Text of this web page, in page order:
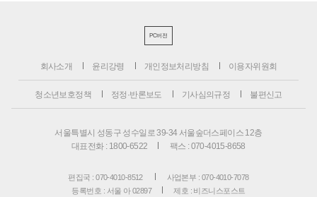
PC버전
회사소개 윤리강령 개인정보처리방침 이용자위원회
청소년보호정책 정정·반론보도 기사심의규정 불편신고
서울특별시 성동구 성수일로 39-34 서울숲더스페이스 12층
대표전화 : 1800-6522
팩스 : 070-4015-8658
편집국 : 070-4010-8512
사업본부 : 070-4010-7078
등록번호 : 서울 아 02897
제호 : 비즈니스포스트